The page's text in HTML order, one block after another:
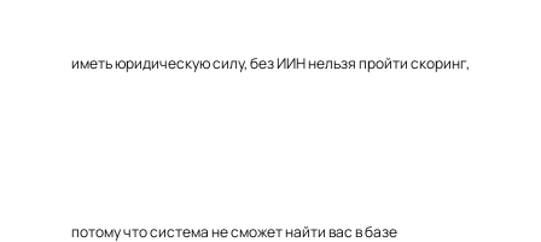
иметь юридическую силу, без ИИН нельзя пройти скоринг,
потому что система не сможет найти вас в базе